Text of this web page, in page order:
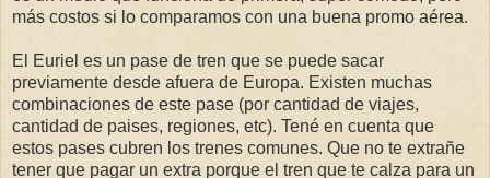
más costos si lo comparamos con una buena promo aérea.
El Euriel es un pase de tren que se puede sacar
previamente desde afuera de Europa. Existen muchas
combinaciones de este pase (por cantidad de viajes,
cantidad de paises, regiones, etc). Tené en cuenta que
estos pases cubren los trenes comunes. Que no te extrañe
tener que pagar un extra porque el tren que te calza para un